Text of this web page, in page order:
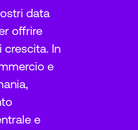
data
offrire
In
e
e